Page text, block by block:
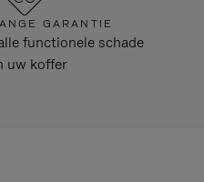
GARANTIE
functionele schade
uw koffer